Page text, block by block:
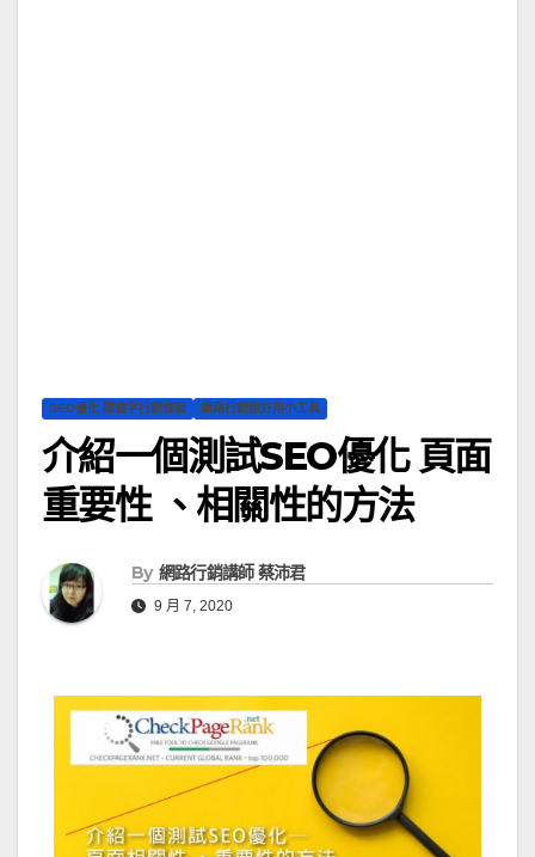
SEO優化 關鍵字行銷課程 網路行銷超好用小工具
介紹一個測試SEO優化 頁面
重要性 、相關性的方法
By 網路行銷講師 蔡沛君
9 月 7, 2020